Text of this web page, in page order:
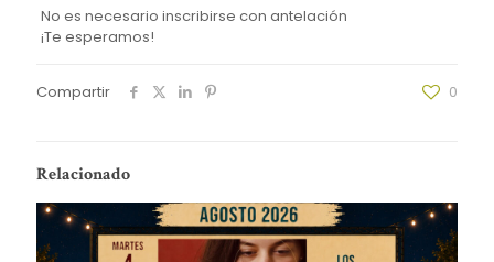
No es necesario inscribirse con antelación
¡Te esperamos!
Compartir 0
Relacionado